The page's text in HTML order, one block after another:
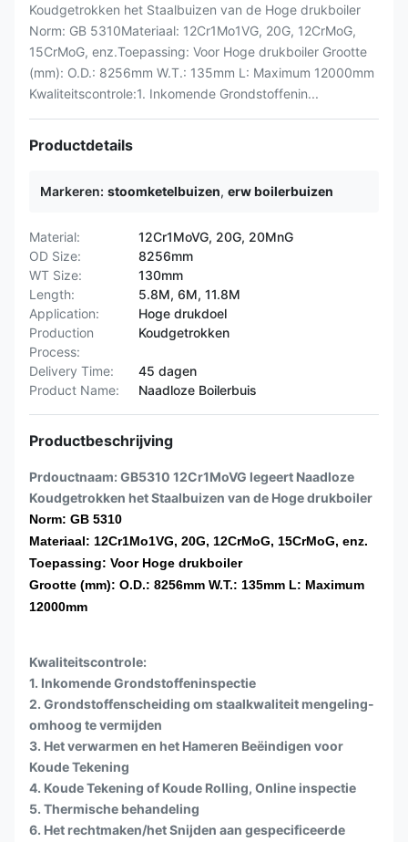
Koudgetrokken het Staalbuizen van de Hoge drukboiler
Norm: GB 5310Materiaal: 12Cr1Mo1VG, 20G, 12CrMoG,
15CrMoG, enz.Toepassing: Voor Hoge drukboiler Grootte
(mm): O.D.: 8256mm W.T.: 135mm L: Maximum 12000mm
Kwaliteitscontrole:1. Inkomende Grondstoffenin...
Productdetails
Markeren: stoomketelbuizen, erw boilerbuizen
Material:
12Cr1MoVG, 20G, 20MnG
OD Size:
8256mm
WT Size:
130mm
Length:
5.8M, 6M, 11.8M
Application:
Hoge drukdoel
Production
Process:
Koudgetrokken
Delivery Time:
45 dagen
Product Name:
Naadloze Boilerbuis
Productbeschrijving
Prdouctnaam: GB5310 12Cr1MoVG legeert Naadloze
Koudgetrokken het Staalbuizen van de Hoge drukboiler
Norm: GB 5310
Materiaal: 12Cr1Mo1VG, 20G, 12CrMoG, 15CrMoG, enz.
Toepassing: Voor Hoge drukboiler
Grootte (mm): O.D.: 8256mm W.T.: 135mm L: Maximum
12000mm
Kwaliteitscontrole:
1. Inkomende Grondstoffeninspectie
2. Grondstoffenscheiding om staalkwaliteit mengeling-
omhoog te vermijden
3. Het verwarmen en het Hameren Beëindigen voor
Koude Tekening
4. Koude Tekening of Koude Rolling, Online inspectie
5. Thermische behandeling
6. Het rechtmaken/het Snijden aan gespecificeerde